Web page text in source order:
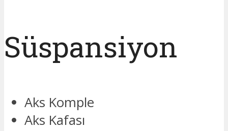
Süspansiyon
Aks Komple
Aks Kafası